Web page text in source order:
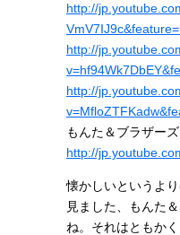
http://
http://
http://
もんた＆ブラザーズ
http://
懐かしいというよ
見ました、もんた
ね。それはともか